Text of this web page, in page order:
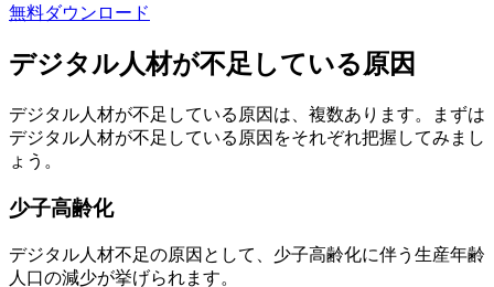
無料ダウンロード
デジタル人材が不足している原因
デジタル人材が不足している原因は、複数あります。まずは
デジタル人材が不足している原因をそれぞれ把握してみまし
ょう。
少子高齢化
デジタル人材不足の原因として、少子高齢化に伴う生産年齢
人口の減少が挙げられます。